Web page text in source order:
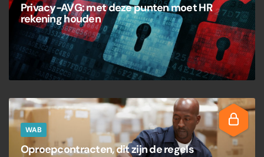
Privacy-AVG: met deze punten moet HR
rekening houden
WAB
Oproepcontracten, dit zijn de regels